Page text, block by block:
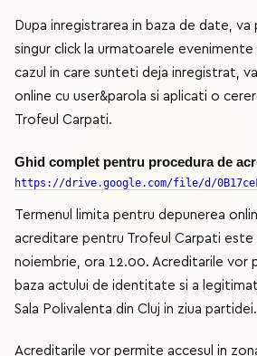
Dupa inregistrarea in baza de date,
singur click la urmatoarele evenimente
cazul in care sunteti deja inregistrat,
online cu user&parola si aplicati o
Trofeul Carpati.
Ghid complet pentru procedura de
https://drive.google.com/file/d/
Termenul limita pentru depunerea
acreditare pentru Trofeul Carpati este
noiembrie, ora 12.00. Acreditarile vor
baza actului de identitate si a
Sala Polivalenta din Cluj in ziua partidei.
Acreditarile vor permite accesul in